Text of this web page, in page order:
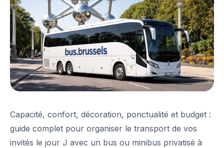
Capacité, confort, décoration, ponctualité et budget :
guide complet pour organiser le transport de vos
invités le jour J avec un bus ou minibus privatisé à